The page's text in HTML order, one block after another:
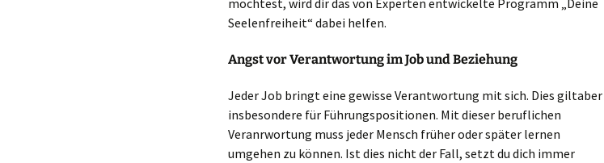
Seelenfreiheit“ dabei helfen.
Angst vor Verantwortung im Job und Beziehung
Jeder Job bringt eine gewisse Verantwortung mit sich. Dies giltaber
insbesondere für Führungspositionen. Mit dieser beruflichen
Veranrwortung muss jeder Mensch früher oder später lernen
umgehen zu können. Ist dies nicht der Fall, setzt du dich immer